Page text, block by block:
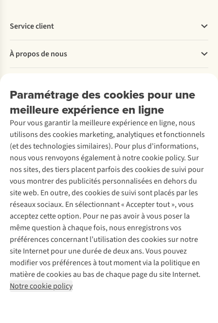
Paramétrage des cookies pour une
meilleure expérience en ligne
Pour vous garantir la meilleure expérience en ligne, nous
utilisons des cookies marketing, analytiques et fonctionnels
(et des technologies similaires). Pour plus d'informations,
nous vous renvoyons également à notre cookie policy. Sur
nos sites, des tiers placent parfois des cookies de suivi pour
vous montrer des publicités personnalisées en dehors du
site web. En outre, des cookies de suivi sont placés par les
réseaux sociaux. En sélectionnant « Accepter tout », vous
acceptez cette option. Pour ne pas avoir à vous poser la
même question à chaque fois, nous enregistrons vos
préférences concernant l’utilisation des cookies sur notre
site Internet pour une durée de deux ans. Vous pouvez
modifier vos préférences à tout moment via la politique en
matière de cookies au bas de chaque page du site Internet.
Notre cookie policy
Service client
Commander
Payer
Retourner
Rétractation d'une commande
Entretien & réparations
Garantie
Contactez-nous
À propos de nous
Entreprise responsable
À propos d’Ayacucho
Nos magasins
À propos d’A.S.Adventure
Déclaration d'accessibilité
Location / Location sports d’hiver
Seconde-main
Entretien de ski
Service de lavage
Entretien de chaussures
Réparation de chaussures
Réparation de vêtements
Retouches
Pour les entreprises
Découvrez
A.S.Magazine
Explore Camp
Expertise & conseils
Abonnez-vous à la newsletter
Suivez-nous
Mentions légales
Politique de confidentialité
Conditions générales
Cookie Policy